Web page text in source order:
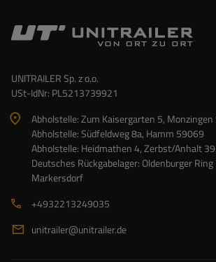
UNITRAILER Sp. z o.o.
USt-IdNr: PL5213739921
Abholstelle: Zum Kaisergarten 5,
Abholstelle: Südfeldweg 8a, Hamm 59069
Abholstelle: Heidmathen 4, Zerbst/Anhalt
Deutsches Rückgabelager: Oldenburger
Markersdorf
+4932213249035
unitrailer@unitrailer.de